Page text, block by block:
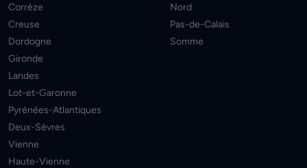
Corrèze
Creuse
Dordogne
Gironde
Landes
Lot-et-Garonne
Pyrénées-Atlantiques
Deux-Sèvres
Vienne
Haute-Vienne
Nord
Pas-de-Calais
Somme